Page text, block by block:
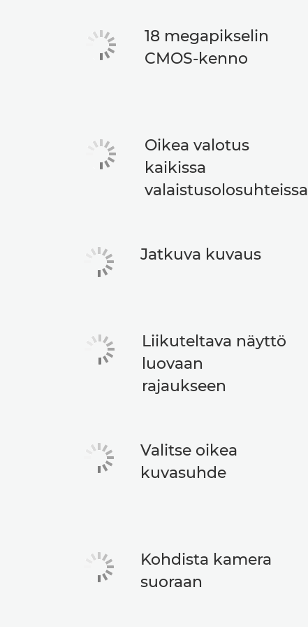
18 megapikselin
CMOS-kenno
Oikea valotus
kaikissa
valaistusolosuhteissa
Jatkuva kuvaus
Liikuteltava näyttö
luovaan
rajaukseen
Valitse oikea
kuvasuhde
Kohdista kamera
suoraan